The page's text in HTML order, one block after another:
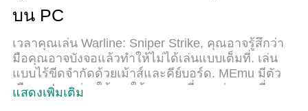
บน PC
เวลาคุณเล่น Warline: Sniper Strike, คุณอาจรู้สึกว่า
มือคุณอาจบังจอแล้วทำให้ไม่ได้เล่นแบบเต็มที่. เล่น
แบบไร้ขีดจำกัดด้วยเม้าส์และคีย์บอร์ด. MEmu มีตัว
เลือกหลายอย่างให้คุณใช้งานเกมที่คุณเล่นแบบที่คุณ
แสดงเพิ่มเติม